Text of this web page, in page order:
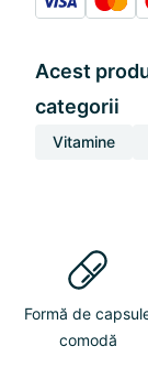
Acest
categorii
Vitamine
Formă de
comodă